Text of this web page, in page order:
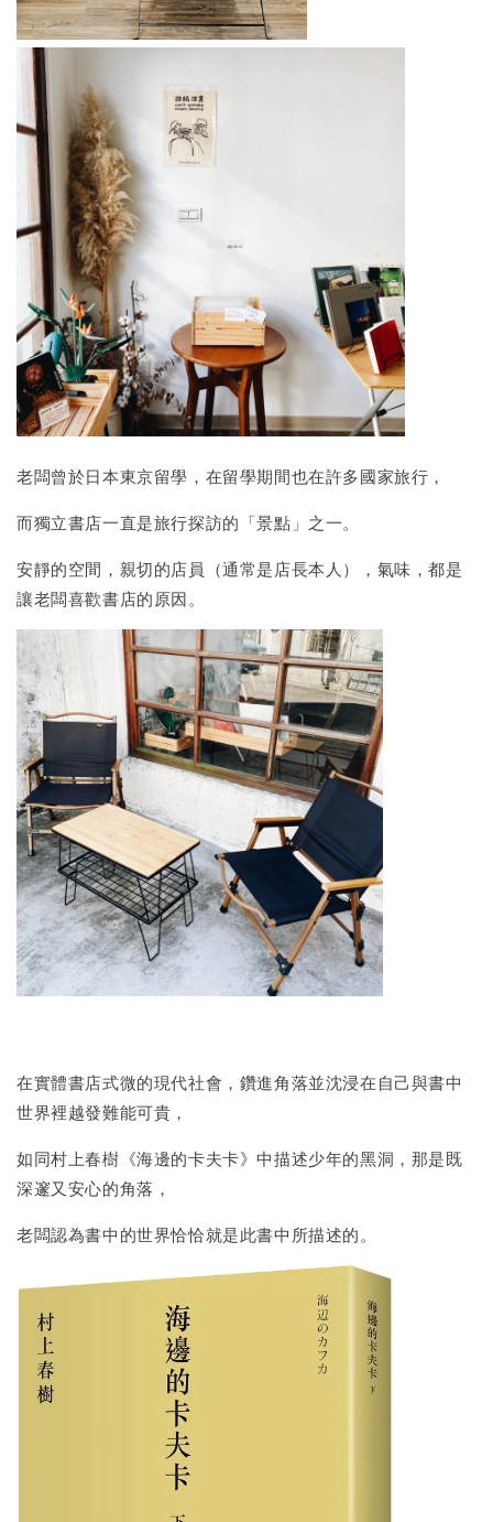
老闆曾於日本東京留學，在留學期間也在許多國家旅行，
而獨立書店一直是旅行探訪的「景點」之一。
安靜的空間，親切的店員（通常是店長本人），氣味，都是
讓老闆喜歡書店的原因。
在實體書店式微的現代社會，鑽進角落並沈浸在自己與書中
世界裡越發難能可貴，
如同村上春樹《海邊的卡夫卡》中描述少年的黑洞，那是既
深邃又安心的角落，
老闆認為書中的世界恰恰就是此書中所描述的。